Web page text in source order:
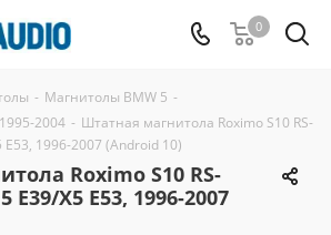
0
- Магнитолы BMW 5 -
2004 - Штатная магнитола Roximo S10 RS-
1996-2007 (Android 10)
Roximo S10 RS-
E39/X5 E53, 1996-2007